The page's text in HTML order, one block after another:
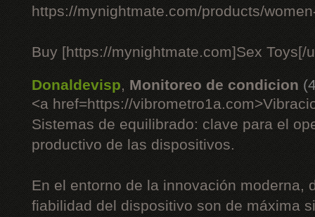
https://mynightmate.com/products/
Buy [https://mynightmate.com]Sex Toys[/
Donaldevisp, Monitoreo de condicion
<a href=https://
Sistemas de equilibrado: clave para el
productivo de las dispositivos.
En el entorno de la innovación moderna,
fiabilidad del dispositivo son de máxima